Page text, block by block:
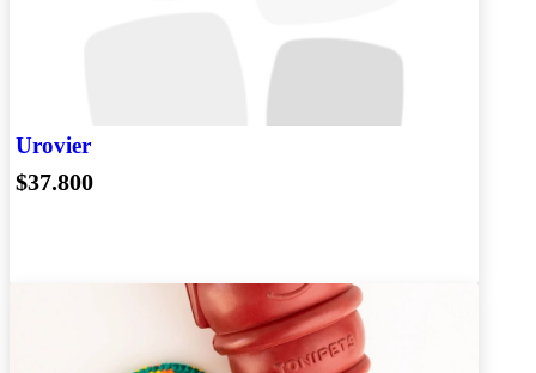
Urovier
$37.800